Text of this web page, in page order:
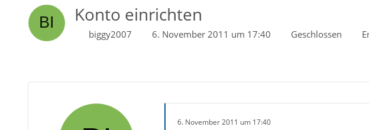
Konto einrichten
biggy2007 6. November 2011 um 17:40 Geschlossen
6. November 2011 um 17:40